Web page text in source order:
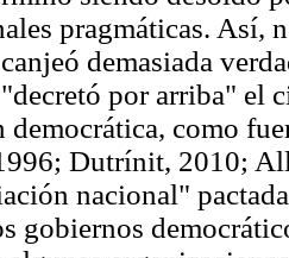
pragmáticas. Así,
demasiada
por arriba" el
democrática, como
Dutrínit, 2010;
nacional"
gobiernos